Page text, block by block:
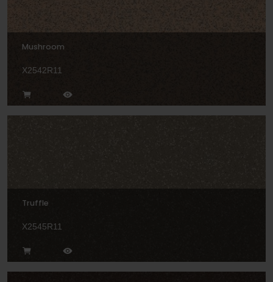
Mushroom
X2542R11
Truffle
X2545R11